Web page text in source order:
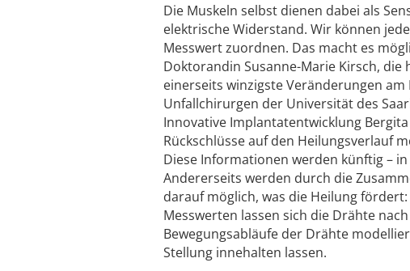
Die Muskeln selbst dienen dabei als
elektrische Widerstand. Wir können
Messwert zuordnen. Das macht es
Doktorandin Susanne-Marie Kirsch,
einerseits winzigste Veränderungen
Unfallchirurgen der Universität des
Innovative Implantatentwicklung
Rückschlüsse auf den Heilungsverlauf
Diese Informationen werden künftig –
Andererseits werden durch die
darauf möglich, was die Heilung
Messwerten lassen sich die Drähte
Bewegungsabläufe der Drähte
Stellung innehalten lassen.